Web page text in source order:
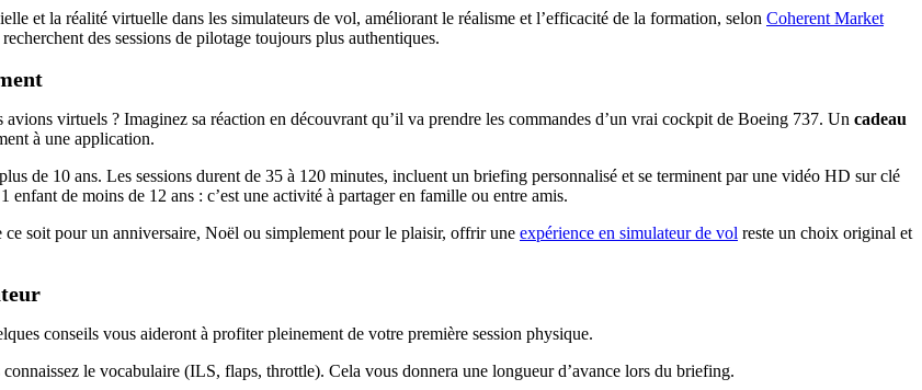
et la réalité virtuelle dans les simulateurs de vol, améliorant le réalisme et l’efficacité de la formation, selon Coherent Market
des sessions de pilotage toujours plus authentiques.
virtuels ? Imaginez sa réaction en découvrant qu’il va prendre les commandes d’un vrai cockpit de Boeing 737. Un cadeau
à une application.
de 10 ans. Les sessions durent de 35 à 120 minutes, incluent un briefing personnalisé et se terminent par une vidéo HD sur clé
de moins de 12 ans : c’est une activité à partager en famille ou entre amis.
soit pour un anniversaire, Noël ou simplement pour le plaisir, offrir une expérience en simulateur de vol reste un choix original et
conseils vous aideront à profiter pleinement de votre première session physique.
le vocabulaire (ILS, flaps, throttle). Cela vous donnera une longueur d’avance lors du briefing.